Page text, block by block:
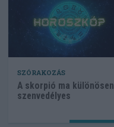
SZÓRAKOZÁS
A skorpió ma különösen
szenvedélyes